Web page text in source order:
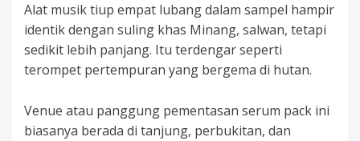
Alat musik tiup empat lubang dalam sampel hampir
identik dengan suling khas Minang, salwan, tetapi
sedikit lebih panjang. Itu terdengar seperti
terompet pertempuran yang bergema di hutan.
Venue atau panggung pementasan serum pack ini
biasanya berada di tanjung, perbukitan, dan